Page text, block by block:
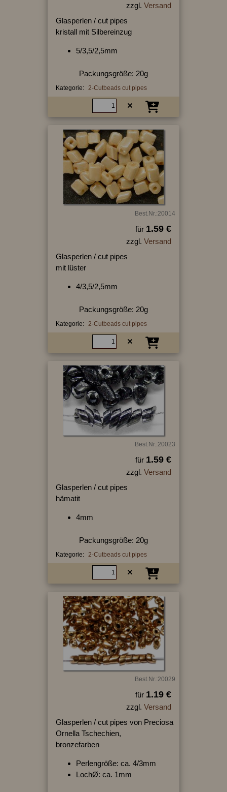
zzgl. Versand
Glasperlen / cut pipes
kristall mit Silbereinzug
5/3,5/2,5mm
Packungsgröße: 20g
Kategorie: 2-Cutbeads cut pipes
Best.Nr.:20014
für 1.59 €
zzgl. Versand
Glasperlen / cut pipes
mit lüster
4/3,5/2,5mm
Packungsgröße: 20g
Kategorie: 2-Cutbeads cut pipes
Best.Nr.:20023
für 1.59 €
zzgl. Versand
Glasperlen / cut pipes
hämatit
4mm
Packungsgröße: 20g
Kategorie: 2-Cutbeads cut pipes
Best.Nr.:20029
für 1.19 €
zzgl. Versand
Glasperlen / cut pipes von Preciosa
Ornella Tschechien,
bronzefarben
Perlengröße: ca. 4/3mm
LochØ: ca. 1mm